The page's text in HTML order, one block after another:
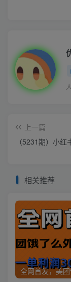
上一篇
（5231期）小
相关推荐